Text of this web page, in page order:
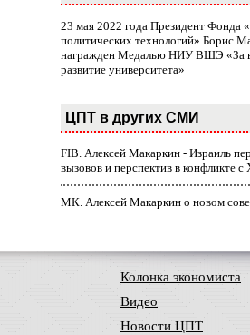
23 мая 2022 года Президент Фонда
политических технологий» Борис
награжден Медалью НИУ ВШЭ «За
развитие университета»
ЦПТ в других СМИ
FIB. Алексей Макаркин - Израиль
вызовов и перспектив в конфликте
МК. Алексей Макаркин о новом
Колонка экономиста
Видео
Новости ЦПТ